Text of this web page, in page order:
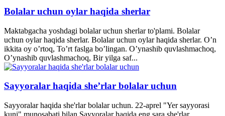
Bolalar uchun oylar haqida sherlar
Maktabgacha yoshdagi bolalar uchun sherlar to'plami. Bolalar
uchun oylar haqida sherlar. Bolalar uchun oylar haqida sherlar. O’n
ikkita oy o’rtoq, To’rt faslga bo’lingan. O’ynashib quvlashmachoq,
O’ynashib quvlashmachoq, Bir yilga saf...
Sayyoralar haqida she’rlar bolalar uchun
Sayyoralar haqida she'rlar bolalar uchun. 22-aprel "Yer sayyorasi
kuni" munosabati bilan Sayyoralar haqida eng sara she'rlar